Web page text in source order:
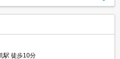
駅 徒歩10分